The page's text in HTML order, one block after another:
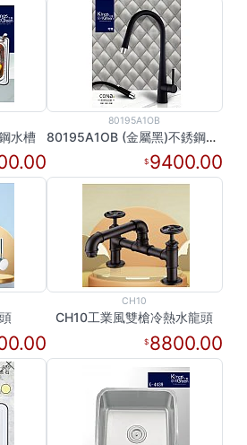
水槽
80195A1OB
80195A1OB (金屬黑)不銹鋼伸縮龍頭
9400.00
CH10
CH10工業風雙槍冷熱水龍頭
8800.00